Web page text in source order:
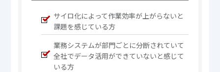
サイロ化によって作業効率が上がらないと
課題を感じている方
業務システムが部門ごとに分断されていて
全社でデータ活用ができていないと感じて
いる方